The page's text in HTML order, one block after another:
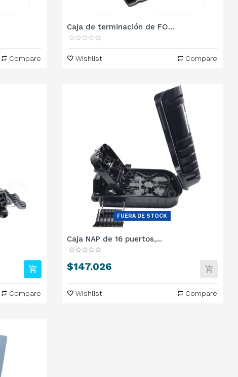
Compare
Caja de terminación de FO...
Wishlist Compare
Compare
FUERA DE STOCK
Caja NAP de 16 puertos,...
Precio
$147.026
Wishlist Compare